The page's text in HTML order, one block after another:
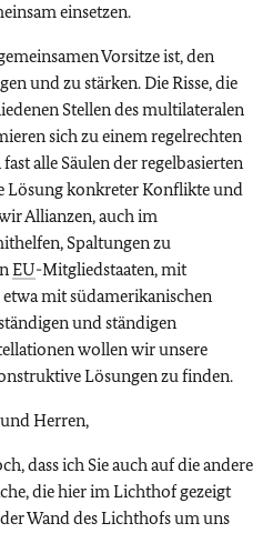
einsetzen.
Vorsitze ist, den
und zu stärken. Die Risse, die
Stellen des multilateralen
sich zu einem regelrechten
alle Säulen der regelbasierten
konkreter Konflikte und
Allianzen, auch im
Spaltungen zu
EU-Mitgliedstaaten, mit
mit südamerikanischen
und ständigen
wollen wir unsere
Lösungen zu finden.
Herren,
dass ich Sie auch auf die andere
die hier im Lichthof gezeigt
Wand des Lichthofs um uns